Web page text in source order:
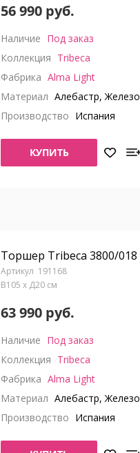
56 990 руб.
Наличие Под заказ
Коллекция Tribeca
Фабрика Alma Light
Материал Алебастр, Железо
Производство Испания
КУПИТЬ
Торшер Tribeca 3800/018
191168
В105 x Д20 см
63 990 руб.
Наличие Под заказ
Коллекция Tribeca
Фабрика Alma Light
Материал Алебастр, Железо
Производство Испания